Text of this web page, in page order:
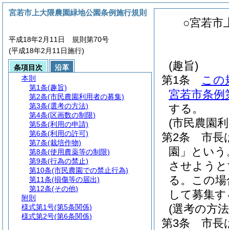
○宮若市
(趣旨)
第1条
この
宮若市条例
する。
(市民農園
第2条
市長
園」という
させよう
る。 この
して募集
(選考の方
第3条
市長
宮若市上大隈農園緑地公園条例施行規則
平成18年2月11日 規則第70号
(平成18年2月11日施行)
条項目次
沿革
本則
第1条(趣旨)
第2条(市民農園利用者の募集)
第3条(選考の方法)
第4条(区画数の制限)
第5条(利用の申請)
第6条(利用の許可)
第7条(栽培作物)
第8条(使用農薬等の制限)
第9条(行為の禁止)
第10条(市民農園での禁止行為)
第11条(損傷等の届出)
第12条(その他)
附則
様式第1号(第5条関係)
様式第2号(第6条関係)